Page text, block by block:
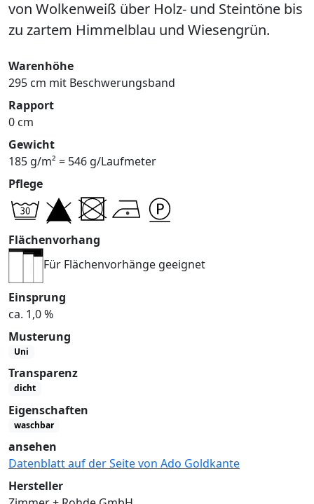
von Wolkenweiß über Holz- und Steintöne bis
zu zartem Himmelblau und Wiesengrün.
Warenhöhe
295 cm mit Beschwerungsband
Rapport
0 cm
Gewicht
185 g/m² = 546 g/Laufmeter
Pflege
Flächenvorhang
Für Flächenvorhänge geeignet
Einsprung
ca. 1,0 %
Musterung
Uni
Transparenz
dicht
Eigenschaften
waschbar
ansehen
Datenblatt auf der Seite von Ado Goldkante
Hersteller